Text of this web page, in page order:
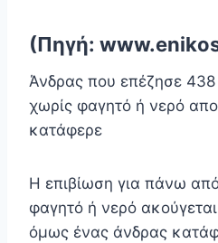
(Πηγή:
Άνδρας που επέζησε
χωρίς φαγητό ή νερό
κατάφερε
Η επιβίωση για πάνω
φαγητό ή νερό
όμως ένας άνδρας